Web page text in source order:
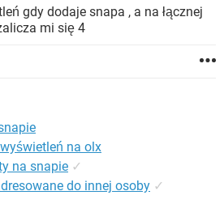
FACEBOOK
WHATSAPP
gdy dodaje snapa , a na łącznej
mi się 4
na olx
na snapie ✓
do innej osoby ✓